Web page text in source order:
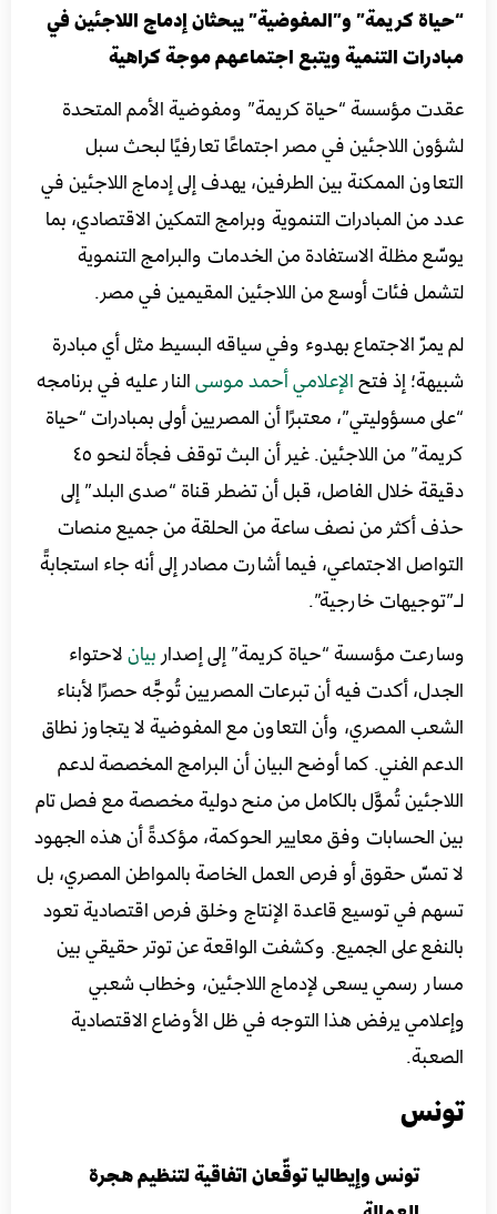
“حياة كريمة” و”المفوضية” يبحثان إدماج اللاجئين في
مبادرات التنمية ويتبع اجتماعهم موجة كراهية
عقدت مؤسسة “حياة كريمة” ومفوضية الأمم المتحدة
لشؤون اللاجئين في مصر اجتماعًا تعارفيًا لبحث سبل
التعاون الممكنة بين الطرفين، يهدف إلى إدماج اللاجئين في
عدد من المبادرات التنموية وبرامج التمكين الاقتصادي، بما
يوسّع مظلة الاستفادة من الخدمات والبرامج التنموية
لتشمل فئات أوسع من اللاجئين المقيمين في مصر.
لم يمرّ الاجتماع بهدوء وفي سياقه البسيط مثل أي مبادرة
شبيهة؛ إذ فتحالإعلامي أحمد موسىالنار عليه في برنامجه
“على مسؤوليتي”، معتبرًا أن المصريين أولى بمبادرات “حياة
كريمة” من اللاجئين. غير أن البث توقف فجأة لنحو ٤٥
دقيقة خلال الفاصل، قبل أن تضطر قناة “صدى البلد” إلى
حذف أكثر من نصف ساعة من الحلقة من جميع منصات
التواصل الاجتماعي، فيما أشارت مصادر إلى أنه جاء استجابةً
لـ”توجيهات خارجية”.
وسارعت مؤسسة “حياة كريمة” إلى إصدار بيانلاحتواء
الجدل، أكدت فيه أن تبرعات المصريين تُوجَّه حصرًا لأبناء
الشعب المصري، وأن التعاون مع المفوضية لا يتجاوز نطاق
الدعم الفني. كما أوضح البيان أن البرامج المخصصة لدعم
اللاجئين تُموَّل بالكامل من منح دولية مخصصة مع فصل تام
بين الحسابات وفق معايير الحوكمة، مؤكدةً أن هذه الجهود
لا تمسّ حقوق أو فرص العمل الخاصة بالمواطن المصري، بل
تسهم في توسيع قاعدة الإنتاج وخلق فرص اقتصادية تعود
بالنفع على الجميع. وكشفت الواقعة عن توتر حقيقي بين
مسار رسمي يسعى لإدماج اللاجئين، وخطاب شعبي
وإعلامي يرفض هذا التوجه في ظل الأوضاع الاقتصادية
الصعبة.
تونس
تونس وإيطاليا توقّعان اتفاقية لتنظيم هجرة